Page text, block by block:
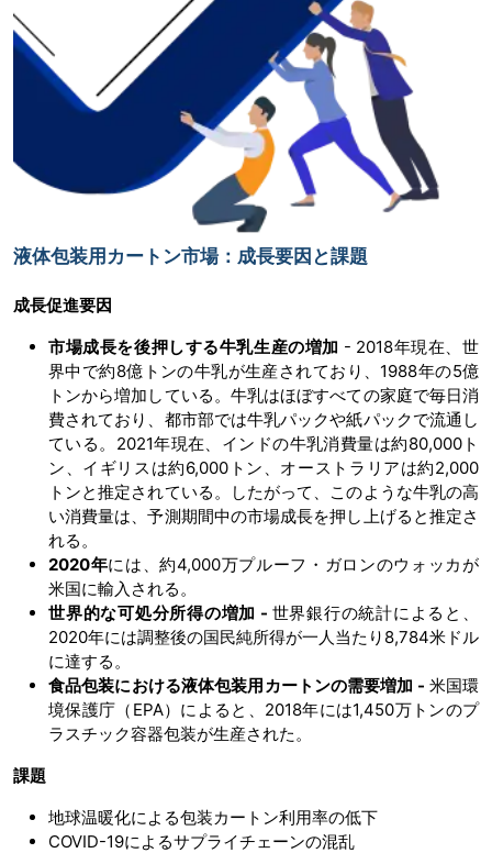
液体包装用カートン市場：成長要因と課題
成長促進要因
市場成長を後押しする牛乳生産の増加 - 2018年現在、世
界中で約8億トンの牛乳が生産されており、1988年の5億
トンから増加している。牛乳はほぼすべての家庭で毎日消
費されており、都市部では牛乳パックや紙パックで流通し
ている。2021年現在、インドの牛乳消費量は約80,000ト
ン、イギリスは約6,000トン、オーストラリアは約2,000
トンと推定されている。したがって、このような牛乳の高
い消費量は、予測期間中の市場成長を押し上げると推定さ
れる。
2020年には、約4,000万プルーフ・ガロンのウォッカが
米国に輸入される。
世界的な可処分所得の増加 - 世界銀行の統計によると、
2020年には調整後の国民純所得が一人当たり8,784米ドル
に達する。
食品包装における液体包装用カートンの需要増加 - 米国環
境保護庁（EPA）によると、2018年には1,450万トンのプ
ラスチック容器包装が生産された。
課題
地球温暖化による包装カートン利用率の低下
COVID-19によるサプライチェーンの混乱